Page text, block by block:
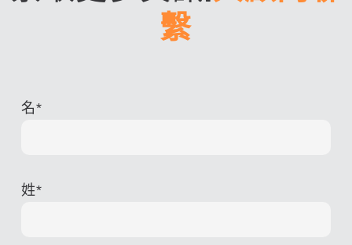
繫
名*
姓*